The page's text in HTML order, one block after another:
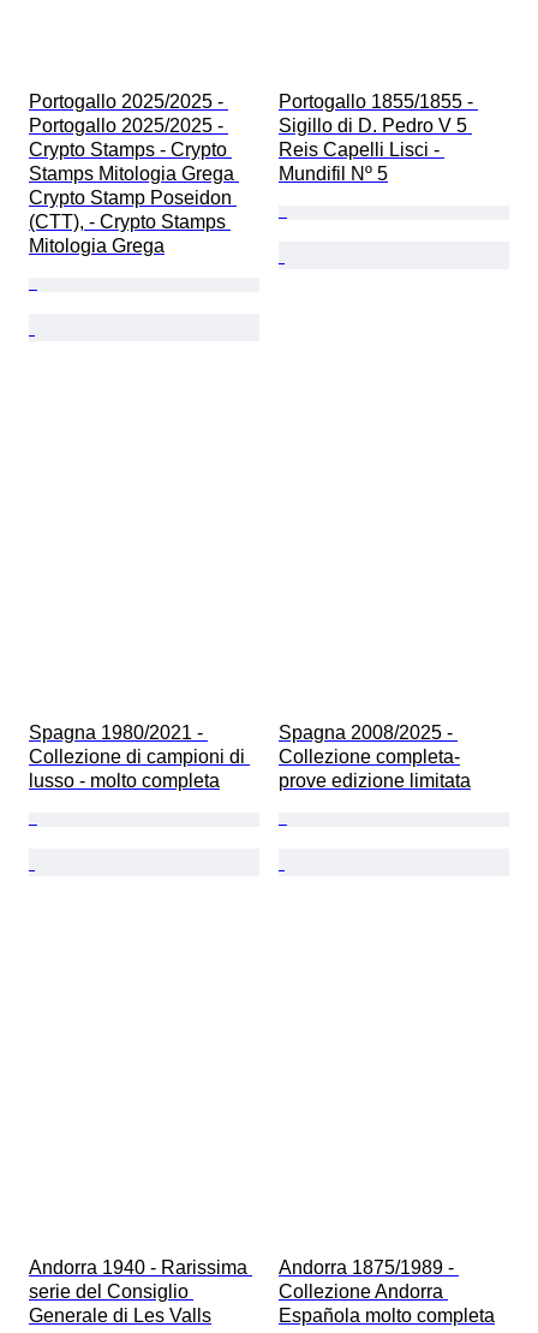
Portogallo 2025/2025 -
Portogallo 2025/2025 -
Crypto Stamps - Crypto
Stamps Mitologia Grega
Crypto Stamp Poseidon
(CTT), - Crypto Stamps
Mitologia Grega
Portogallo 1855/1855 -
Sigillo di D. Pedro V 5
Reis Capelli Lisci -
Mundifil Nº 5
Spagna 1980/2021 -
Collezione di campioni di
lusso - molto completa
Spagna 2008/2025 -
Collezione completa-
prove edizione limitata
Andorra 1940 - Rarissima
serie del Consiglio
Generale di Les Valls
Andorra 1875/1989 -
Collezione Andorra
Española molto completa